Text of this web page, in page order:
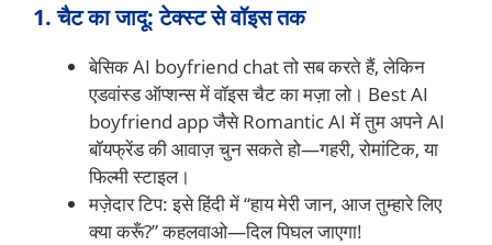
1. चैट का जादू: टेक्स्ट से वॉइस तक
बेसिक AI boyfriend chat तो सब करते हैं, लेकिन
एडवांस्ड ऑप्शन्स में वॉइस चैट का मज़ा लो। Best AI
boyfriend app जैसे Romantic AI में तुम अपने AI
बॉयफ्रेंड की आवाज़ चुन सकते हो—गहरी, रोमांटिक, या
फिल्मी स्टाइल।
मज़ेदार टिप: इसे हिंदी में “हाय मेरी जान, आज तुम्हारे लिए
क्या करूँ?” कहलवाओ—दिल पिघल जाएगा!